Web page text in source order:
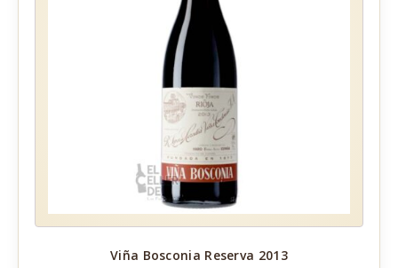
Viña Bosconia Reserva 2013